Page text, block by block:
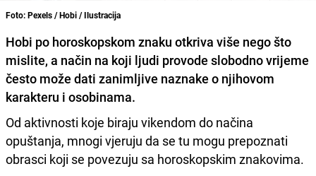
Foto: Pexels / Hobi / Ilustracija
Hobi po horoskopskom znaku otkriva više nego što
mislite, a način na koji ljudi provode slobodno vrijeme
često može dati zanimljive naznake o njihovom
karakteru i osobinama.
Od aktivnosti koje biraju vikendom do načina
opuštanja, mnogi vjeruju da se tu mogu prepoznati
obrasci koji se povezuju sa horoskopskim znakovima.